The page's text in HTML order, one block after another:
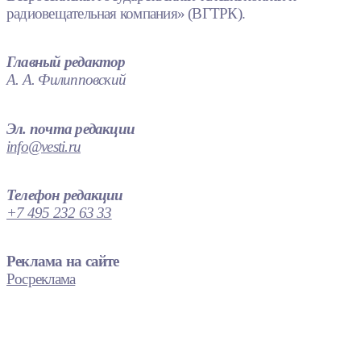
радиовещательная компания» (ВГТРК).
Главный редактор
А. А. Филипповский
Эл. почта редакции
info@vesti.ru
Телефон редакции
+7 495 232 63 33
Реклама на сайте
Росреклама